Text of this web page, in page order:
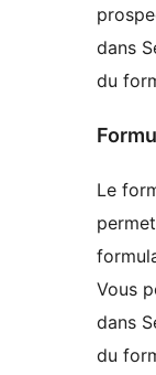
dans
du
Le
Vous
dans
du